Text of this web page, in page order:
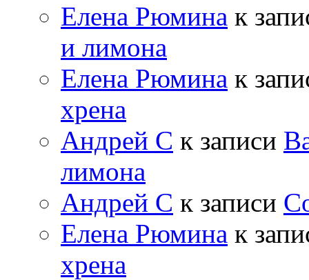
Елена Рюмина к
и лимона
Елена Рюмина к
хрена
Андрей С к записи
лимона
Андрей С к записи
Елена Рюмина к
хрена